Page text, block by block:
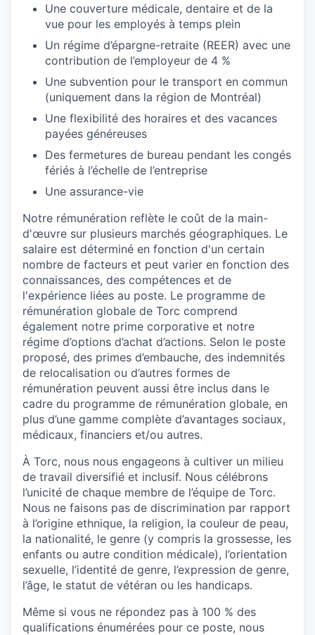
Une couverture médicale, dentaire et de la
vue pour les employés à temps plein
Un régime d’épargne-retraite (REER) avec une
contribution de l’employeur de 4 %
Une subvention pour le transport en commun
(uniquement dans la région de Montréal)
Une flexibilité des horaires et des vacances
payées généreuses
Des fermetures de bureau pendant les congés
fériés à l’échelle de l’entreprise
Une assurance-vie
Notre rémunération reflète le coût de la main-
d'œuvre sur plusieurs marchés géographiques. Le
salaire est déterminé en fonction d'un certain
nombre de facteurs et peut varier en fonction des
connaissances, des compétences et de
l'expérience liées au poste. Le programme de
rémunération globale de Torc comprend
également notre prime corporative et notre
régime d’options d’achat d’actions. Selon le poste
proposé, des primes d’embauche, des indemnités
de relocalisation ou d’autres formes de
rémunération peuvent aussi être inclus dans le
cadre du programme de rémunération globale, en
plus d’une gamme complète d’avantages sociaux,
médicaux, financiers et/ou autres.
À Torc, nous nous engageons à cultiver un milieu
de travail diversifié et inclusif. Nous célébrons
l’unicité de chaque membre de l’équipe de Torc.
Nous ne faisons pas de discrimination par rapport
à l’origine ethnique, la religion, la couleur de peau,
la nationalité, le genre (y compris la grossesse, les
enfants ou autre condition médicale), l’orientation
sexuelle, l’identité de genre, l’expression de genre,
l’âge, le statut de vétéran ou les handicaps.
Même si vous ne répondez pas à 100 % des
qualifications énumérées pour ce poste, nous